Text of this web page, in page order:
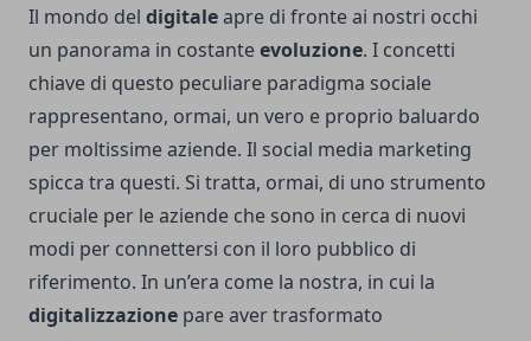
Il mondo del digitaleapre di fronte ai nostri occhi
un panorama in costanteevoluzione. I concetti
chiave di questo peculiare paradigma sociale
rappresentano, ormai, un vero e proprio baluardo
per moltissime aziende. Il social media marketing
spicca tra questi. Si tratta, ormai, di uno strumento
cruciale per le aziende che sono in cerca di nuovi
modi per connettersi con il loro pubblico di
riferimento. In un’era come la nostra, in cui la
digitalizzazione pare aver trasformato